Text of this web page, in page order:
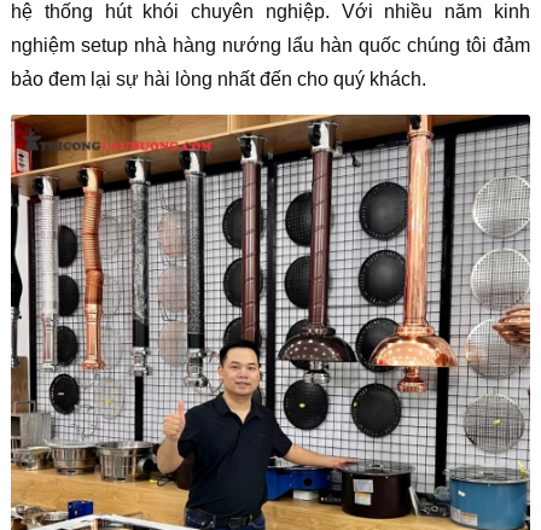
hệ thống hút khói chuyên nghiệp. Với nhiều năm kinh
nghiệm setup nhà hàng nướng lẩu hàn quốc chúng tôi đảm
bảo đem lại sự hài lòng nhất đến cho quý khách.